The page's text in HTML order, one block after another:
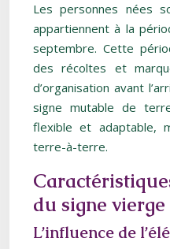
Les personnes nées
appartiennent à la
septembre. Cette
des récoltes et
d’organisation avant
signe mutable de
flexible et adaptable,
terre-à-terre.
du signe vierge
L’influence de